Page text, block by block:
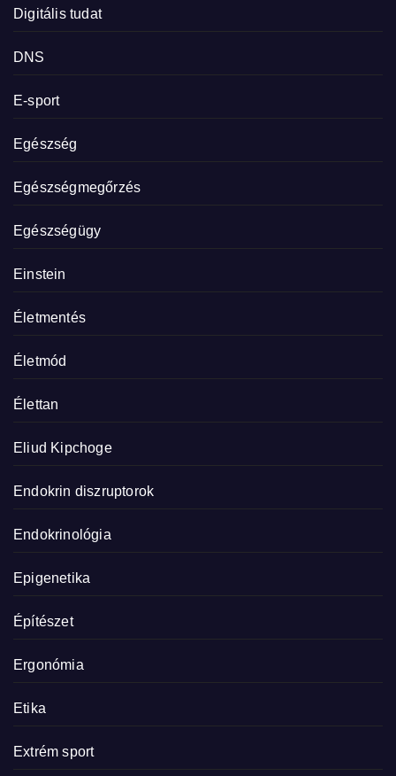
Digitális tudat
DNS
E-sport
Egészség
Egészségmegőrzés
Egészségügy
Einstein
Életmentés
Életmód
Élettan
Eliud Kipchoge
Endokrin diszruptorok
Endokrinológia
Epigenetika
Építészet
Ergonómia
Etika
Extrém sport